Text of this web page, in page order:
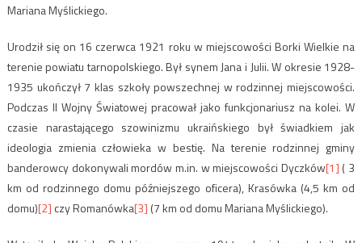
Mariana Myślickiego.
Urodził się on 16 czerwca 1921 roku w miejscowości Borki Wielkie na
terenie powiatu tarnopolskiego. Był synem Jana i Julii. W okresie 1928-
1935 ukończył 7 klas szkoły powszechnej w rodzinnej miejscowości.
Podczas II Wojny Światowej pracował jako funkcjonariusz na kolei. W
czasie narastającego szowinizmu ukraińskiego był świadkiem jak
ideologia zmienia człowieka w bestię. Na terenie rodzinnej gminy
banderowcy dokonywali mordów m.in. w miejscowości Dyczków[1] ( 3
km od rodzinnego domu późniejszego oficera), Krasówka (4,5 km od
domu)[2] czy Romanówka[3] (7 km od domu Mariana Myślickiego).